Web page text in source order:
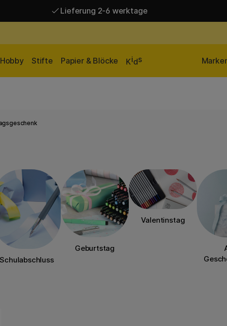
Lieferung 2-6 werktage
Stifte Papier & Blöcke Kids
Schulabschluss
Geburtstag
Valentinstag